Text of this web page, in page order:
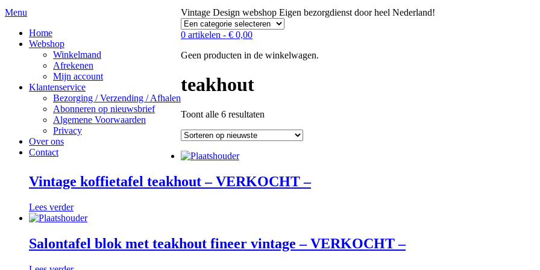
Menu
Home
Webshop
Winkelmand
Afrekenen
Mijn account
Klantenservice
Bezorging / Verzending / Afhalen
Abonneren op nieuwsbrief
Algemene Voorwaarden
Privacy
Over ons
Contact
Vintage Design webshop Eigen bezorgdienst door heel Nederland!
0 artikelen - € 0,00
Geen producten in de winkelwagen.
teakhout
Toont alle 6 resultaten
nieuwste
Vintage koffietafel teakhout – VERKOCHT –
Lees verder
Salontafel blok met teakhout fineer vintage – VERKOCHT –